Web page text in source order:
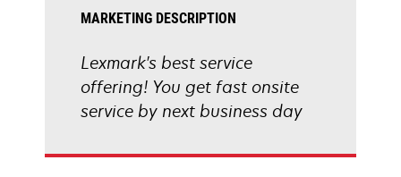
MARKETING DESCRIPTION
Lexmark's best service
offering! You get fast onsite
service by next business day